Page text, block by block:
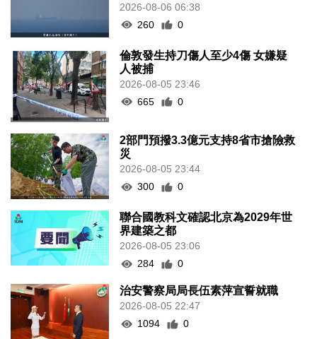
2026-08-06 06:38
260
0
倫敦發生持刀傷人至少4傷 女嫌疑
人被捕
2026-08-05 23:46
665
0
2部門預撥3.3億元支持8省市搶險救
災
2026-08-05 23:44
300
0
聯合國教科文確認北京為2029年世
界建築之都
2026-08-05 23:06
284
0
治安警察局局長伍素萍宣誓就職
2026-08-05 22:47
1094
0